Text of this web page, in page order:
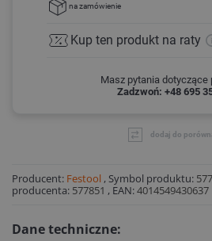
na zamówienie
Kup ten produkt na raty
Masz pytania dotyczące
Zadzwoń: +48 695
dodaj do
Producent: Festool , Symbol produktu:
producenta: 577851 , EAN:4014549430637
Dane techniczne: